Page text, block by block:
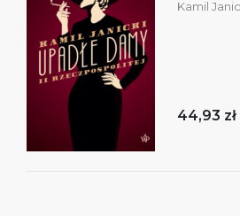
Kamil
44,93 zł